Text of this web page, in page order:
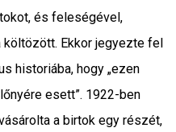
és feleségével,
költözött. Ekkor jegyezte fel
historiába, hogy „ezen
esett”. 1922-ben
a birtok egy részét,